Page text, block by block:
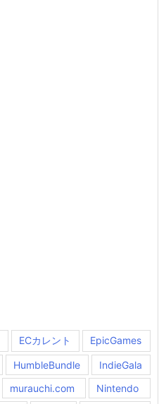
ECカレント EpicGames
HumbleBundle
IndieGala
murauchi.com
Nintendo